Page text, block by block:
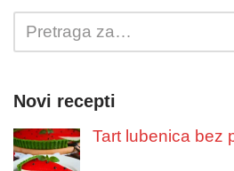
Novi recepti
Tart lubenica bez